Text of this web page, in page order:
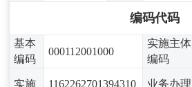
编码代码
基本
编码
000112001000
实施主体
编码
实施
1162262701394310
业务办理